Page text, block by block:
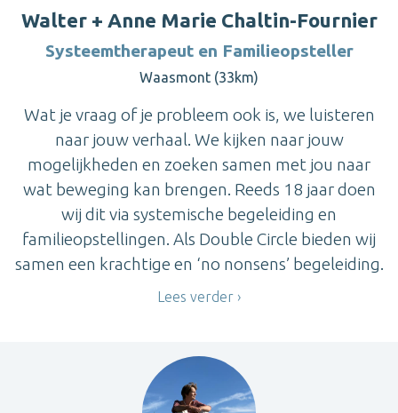
Walter + Anne Marie Chaltin-Fournier
Systeemtherapeut en Familieopsteller
Waasmont (33km)
Wat je vraag of je probleem ook is, we luisteren
naar jouw verhaal. We kijken naar jouw
mogelijkheden en zoeken samen met jou naar
wat beweging kan brengen. Reeds 18 jaar doen
wij dit via systemische begeleiding en
familieopstellingen. Als Double Circle bieden wij
samen een krachtige en ‘no nonsens’ begeleiding.
Lees verder